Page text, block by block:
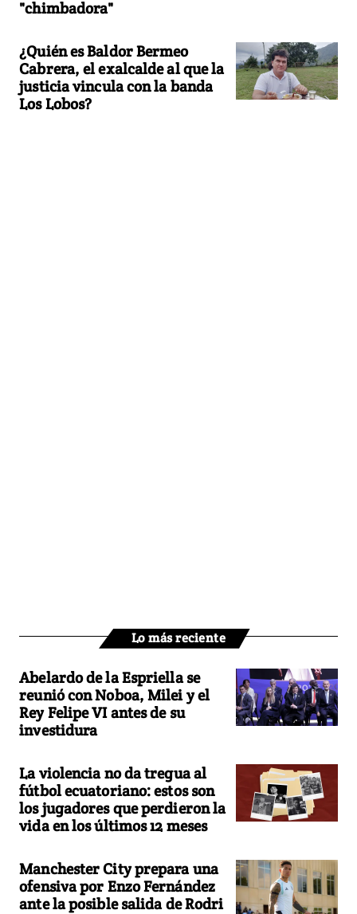
"chimbadora"
¿Quién es Baldor Bermeo
Cabrera, el exalcalde al que la
justicia vincula con la banda
Los Lobos?
Lo más reciente
Abelardo de la Espriella se
reunió con Noboa, Milei y el
Rey Felipe VI antes de su
investidura
La violencia no da tregua al
fútbol ecuatoriano: estos son
los jugadores que perdieron la
vida en los últimos 12 meses
Manchester City prepara una
ofensiva por Enzo Fernández
ante la posible salida de Rodri